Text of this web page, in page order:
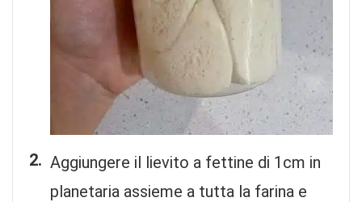
Aggiungere il lievito a fettine di 1cm in
planetaria assieme a tutta la farina e